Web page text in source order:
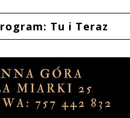
Tu i Teraz